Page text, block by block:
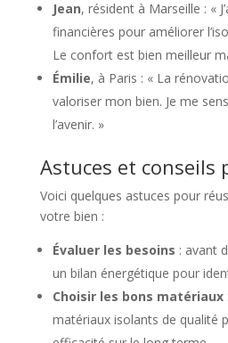
Jean, résident à Marseille : «
financières pour améliorer
Le confort est bien meilleur
Émilie, à Paris : « La
valoriser mon bien. Je me
l’avenir. »
Astuces et conseils
Voici quelques astuces pour
votre bien :
Évaluer les besoins : avant
un bilan énergétique pour
Choisir les bons matériaux
matériaux isolants de qualité